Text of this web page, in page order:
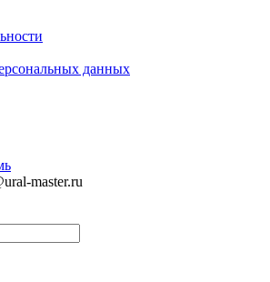
данных
master.ru